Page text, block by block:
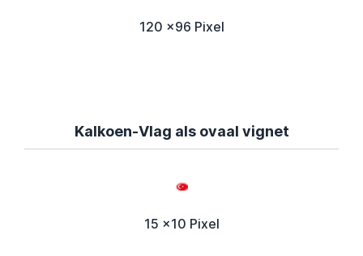
120 x96 Pixel
Kalkoen-Vlag als ovaal vignet
15 x10 Pixel